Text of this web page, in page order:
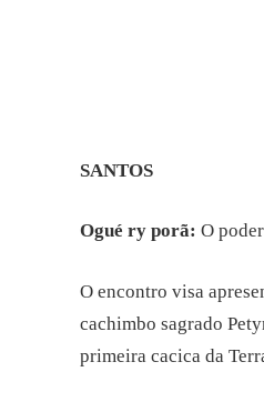
SANTOS
Ogué ry porã: O
O encontro visa
cachimbo sagrado
primeira cacica da